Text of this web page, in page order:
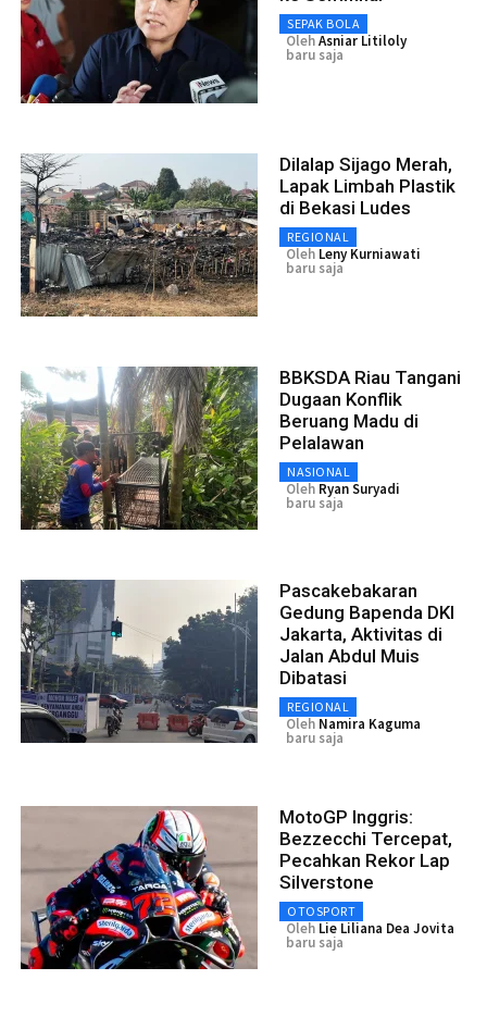
SEPAK BOLA
OlehAsniar Litiloly
baru saja
Dilalap Sijago Merah,
Lapak Limbah Plastik
di Bekasi Ludes
REGIONAL
Oleh Leny Kurniawati
baru saja
BBKSDA Riau Tangani
Dugaan Konflik
Beruang Madu di
Pelalawan
NASIONAL
Oleh Ryan Suryadi
baru saja
Pascakebakaran
Gedung Bapenda DKI
Jakarta, Aktivitas di
Jalan Abdul Muis
Dibatasi
REGIONAL
Oleh Namira Kaguma
baru saja
MotoGP Inggris:
Bezzecchi Tercepat,
Pecahkan Rekor Lap
Silverstone
OTOSPORT
Oleh Lie Liliana Dea Jovita
baru saja